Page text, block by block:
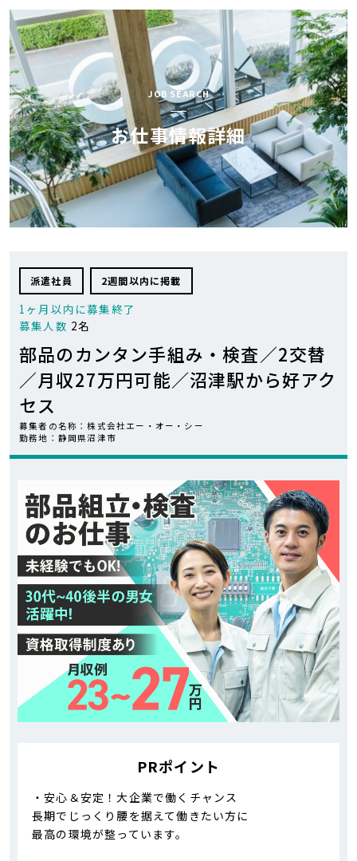
お仕事検索
AOCが
選ばれる理由
お仕事開始の流れ
スペシャル
コンテンツ
AOC BLOG 会社紹介
0
JOB SEARCH
お仕事情報詳細
派遣社員 2週間以内に掲載
1ヶ月以内に募集終了
募集人数 2名
部品のカンタン手組み・検査／2交替
／月収27万円可能／沼津駅から好アク
セス
募集者の名称：株式会社エー・オー・シー
勤務地：静岡県沼津市
PRポイント
・安心＆安定！大企業で働くチャンス
長期でじっくり腰を据えて働きたい方に
最高の環境が整っています。